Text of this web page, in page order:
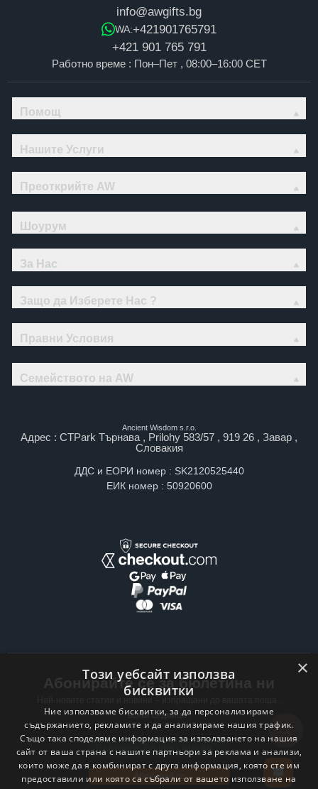
info@awgifts.bg
WA:+421901765791
+421 901 765 791
Работно време : Пон–Пет , 08:00–16:00 CET
Помощ
Нашите Услуги
Преоткрийте AW
Шоурум
За Нас
Защо да Изберете Нас ?
Правни Условия
Семейството на AW
Ancient Wisdom s.r.o.
Адрес : CTPark Търнава , Prilohy 583/57 , 919 26 , Завар ,
Словакия
ДДС и ЕОРИ номер : SK2120525440
ЕИК номер : 50920600
Абонирайте се за бюлетина ни
всяка седмица .
Email address
Абонирай се
×
Този уебсайт използва
бисквитки
Ние използваме бисквитки, за да персонализираме
съдържанието, рекламите и да анализираме нашия трафик.
Също така споделяме информация за използването на нашия
сайт от ваша страна с нашите партньори за реклама и анализи,
които може да я комбинират с друга информация, която сте им
предоставили или която са събрали от вашето използване на